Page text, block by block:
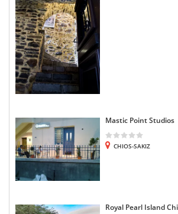
Mastic Point Studios
CHIOS-SAKIZ
Royal Pearl Island